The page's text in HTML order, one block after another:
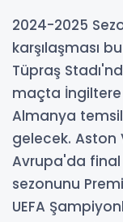
2024-2025
karşılaşması
Tüpraş
maçta
Almanya
gelecek. Aston
Avrupa'da final
sezonunu
UEFA